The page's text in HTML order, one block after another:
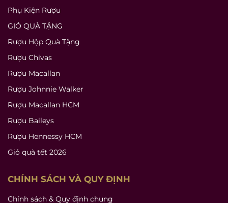
Phụ Kiện Rượu
GIỎ QUÀ TẶNG
Rượu Hộp Quà Tặng
Rượu Chivas
Rượu Macallan
Rượu Johnnie Walker
Rượu Macallan HCM
Rượu Baileys
Rượu Hennessy HCM
Giỏ quà tết 2026
CHÍNH SÁCH VÀ QUY ĐỊNH
Chính sách & Quy định chung